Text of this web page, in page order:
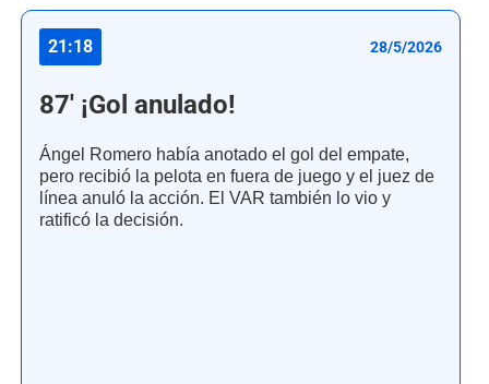
21:18 28/5/2026
87' ¡Gol anulado!
Ángel Romero había anotado el gol del empate,
pero recibió la pelota en fuera de juego y el juez de
línea anuló la acción. El VAR también lo vio y
ratificó la decisión.